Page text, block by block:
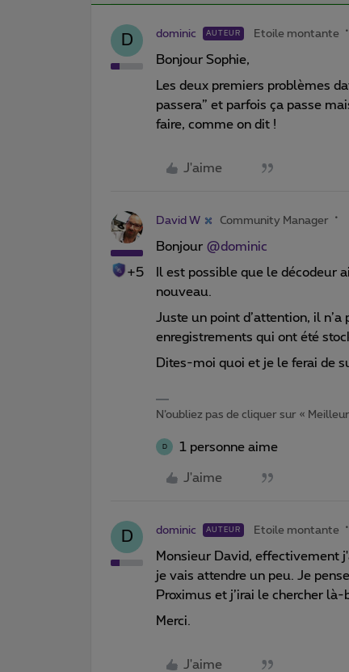
D dominic AUTEUR Etoile montante
Bonjour Sophie,
Les deux premiers problèmes
passera” et parfois ça passe
faire, comme on dit !
J'aime
+5
David W Community Manager
Bonjour @dominic
Il est possible que le décodeur
nouveau.
Juste un point d’attention, il
enregistrements qui ont été
Dites-moi quoi et je le ferai de
N’oubliez pas de cliquer sur «
D 1 personne aime
J'aime
D dominic AUTEUR Etoile montante
Monsieur David, effectivement
je vais attendre un peu. Je
Proximus et j’irai le chercher là-
Merci.
J'aime